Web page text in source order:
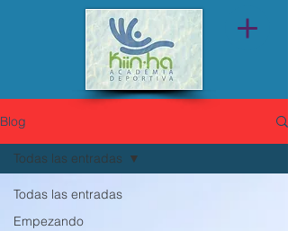
Blog
Todas las entradas
Empezando
Todas las entradas